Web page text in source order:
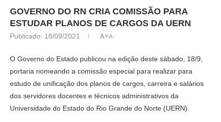
GOVERNO DO RN CRIA COMISSÃO PARA
ESTUDAR PLANOS DE CARGOS DA UERN
Publicado: 18/09/2021 A+A-
O Governo do Estado publicou na edição deste sábado, 18/9,
portaria nomeando a comissão especial para realizar para
estudo de unificação dos planos de cargos, carreira e salários
dos servidores docentes e técnicos administrativos da
Universidade do Estado do Rio Grande do Norte (UERN).